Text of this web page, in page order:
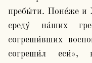
пребы́ти. Поне́же и
среду́ на́ших
согреши́вших
согреши́л